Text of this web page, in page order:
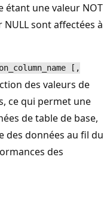
une valeur NOT
sont affectées à
[,
des valeurs de
ce qui permet une
de table de base,
des données au fil du
des